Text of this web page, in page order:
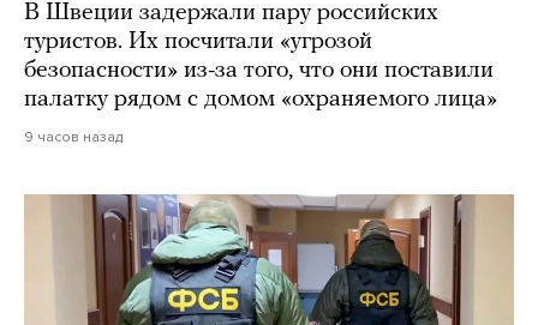
В Швеции задержали пару российских
туристов. Их посчитали «угрозой
безопасности» из-за того, что они поставили
палатку рядом с домом «охраняемого лица»
9 часов назад